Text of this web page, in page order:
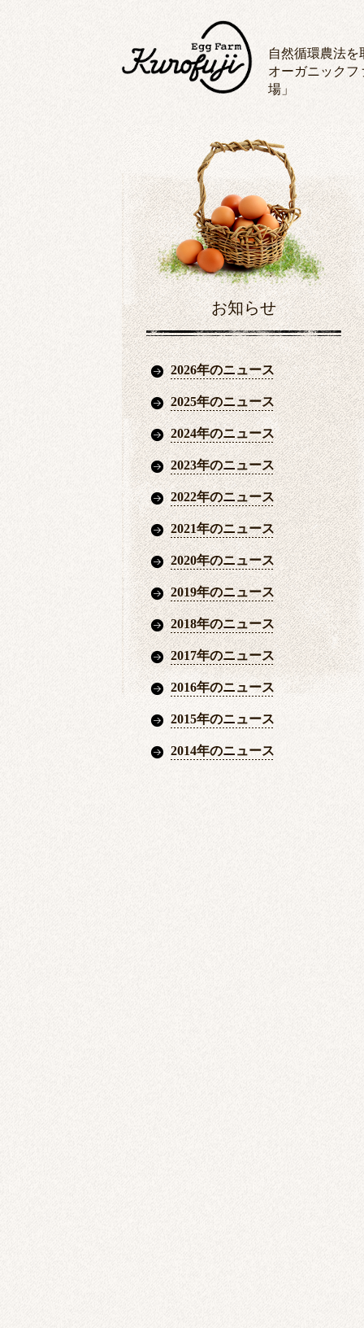
自然循環農法を
オーガニックフ
場」
お知らせ
2026年のニュース
2025年のニュース
2024年のニュース
2023年のニュース
2022年のニュース
2021年のニュース
2020年のニュース
2019年のニュース
2018年のニュース
2017年のニュース
2016年のニュース
2015年のニュース
2014年のニュース